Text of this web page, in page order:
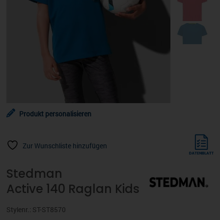
Produkt personalisieren
Zur Wunschliste hinzufügen
Stedman
Active 140 Raglan Kids
Stylenr.: ST-ST8570